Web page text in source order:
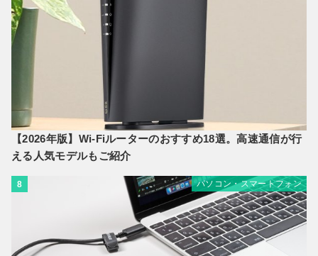
【2026年版】Wi-Fiルーターのおすすめ18選。高速通信が行
える人気モデルもご紹介
8 パソコン・スマートフォン